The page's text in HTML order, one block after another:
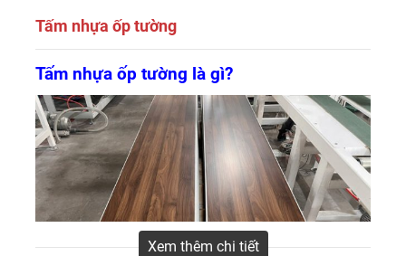
Tấm nhựa ốp tường
Chuyên phân phối các loại tấm nhựa ốp tường PVC,
Nano, lam sóng với mẫu mã đa dạng, đẹp, bền, giá rẻ,
phù hợp thi công cho nhiều không gian nội ngoại thất
như phòng khách, phòng ngủ, phòng bếp, nhà tắm, văn
phòng... LH 0916.422.522 nhận báo giá tấm nhựa ốp
tường mới nhất.
Tấm nhựa ốp tường là gì?
Xem thêm chi tiết